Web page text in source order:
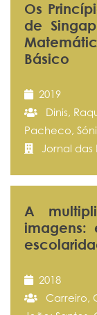
Os
de
Básico
2019
Dinis,
Pacheco,
Jornal das
A
imagens:
2018
Carreiro,